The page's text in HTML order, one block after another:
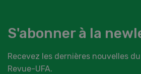
S'abonner à la
Recevez les dernières nouvelles
Revue-UFA.